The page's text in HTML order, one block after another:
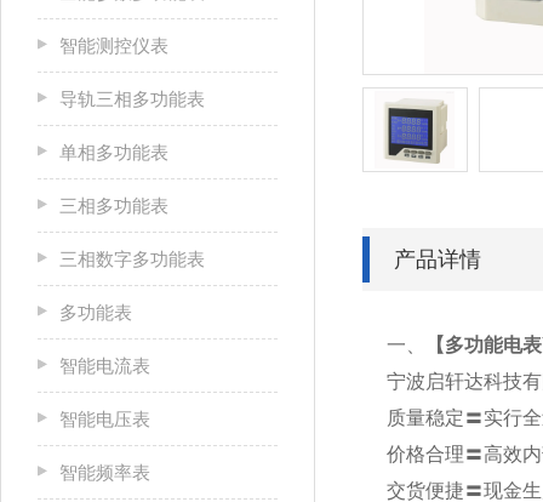
智能测控仪表
导轨三相多功能表
单相多功能表
三相多功能表
三相数字多功能表
多功能表
智能电流表
智能电压表
智能频率表
产品详情
一、 【多功能电
宁波启轩达科技
质量稳定〓实行
价格合理〓高效
交货便捷〓现金